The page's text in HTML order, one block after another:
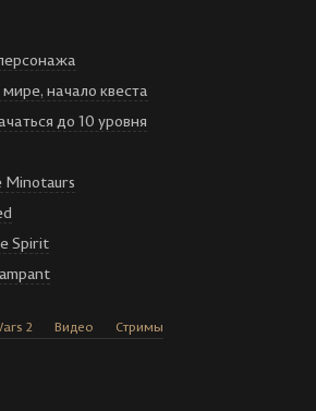
мире, начало квеста
до 10 уровня
Minotaurs
Spirit
2 Видео Стримы